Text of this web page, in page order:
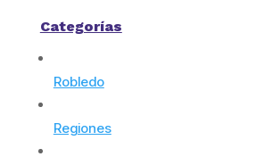
Categorías
Robledo
Regiones